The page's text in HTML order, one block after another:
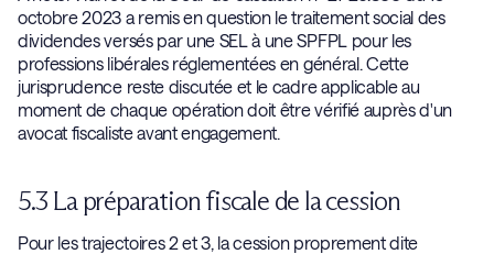
octobre 2023 a remis en question le traitement social des
dividendes versés par une SEL à une SPFPL pour les
professions libérales réglementées en général. Cette
jurisprudence reste discutée et le cadre applicable au
moment de chaque opération doit être vérifié auprès d'un
avocat fiscaliste avant engagement.
5.3 La préparation fiscale de la cession
Pour les trajectoires 2 et 3, la cession proprement dite